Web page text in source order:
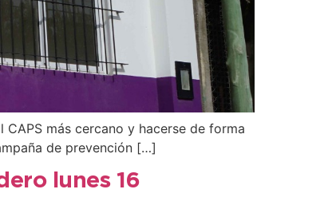
más cercano y hacerse de forma
de prevención […]
lunes 16